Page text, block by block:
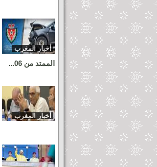
أخبار المغرب
الممتد من 06...
أخبار المغرب